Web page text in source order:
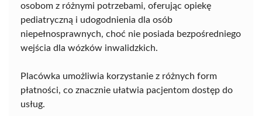
osobom z różnymi potrzebami, oferując opiekę
pediatryczną i udogodnienia dla osób
niepełnosprawnych, choć nie posiada bezpośredniego
wejścia dla wózków inwalidzkich.
Placówka umożliwia korzystanie z różnych form
płatności, co znacznie ułatwia pacjentom dostęp do
usług.